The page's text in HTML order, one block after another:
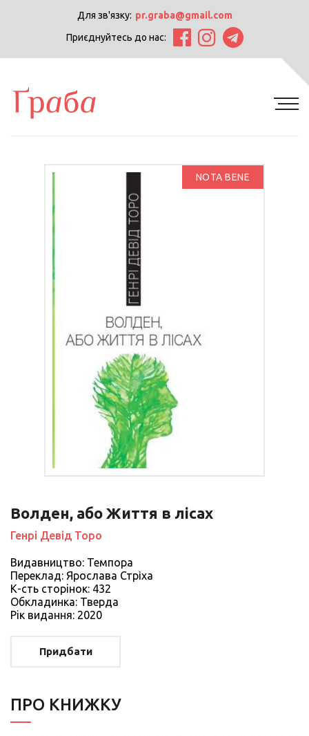
Для зв'язку: pr.graba@gmail.com
Приєднуйтесь до нас:
NOTA BENE
Волден, або Життя в лісах
Генрі Девід Торо
Видавництво: Темпора
Переклад: Ярослава Стріха
К-сть сторiнок: 432
Обкладинка: Тверда
Рiк видання: 2020
Придбати
ПРО КНИЖКУ